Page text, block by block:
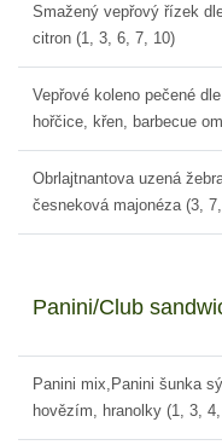
Smažený vepřový řízek
citron (1, 3, 6, 7, 10)
Vepřové koleno pečené
hořčice, křen, barbecue
Obrlajtnantova uzená
česneková majonéza (3,
Panini/Club
Panini mix,Panini šunka
hovězím, hranolky (1, 3,